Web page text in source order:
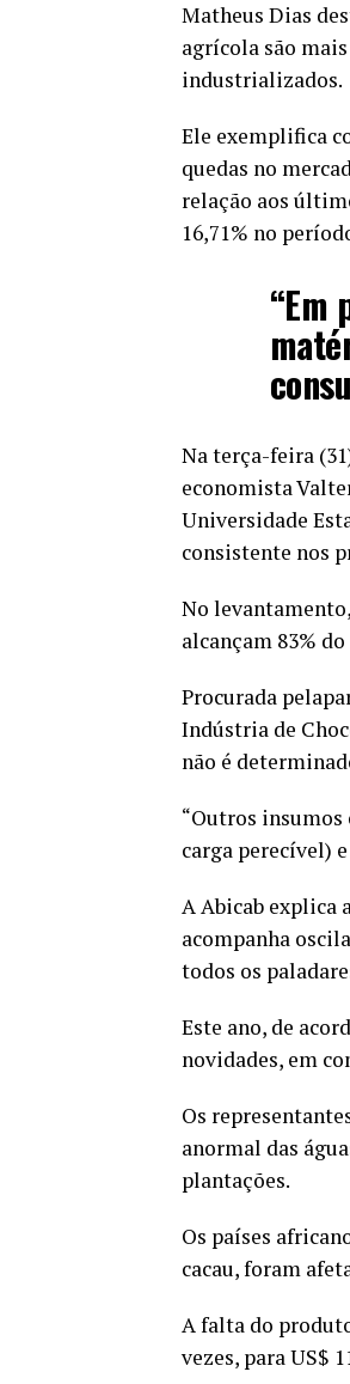
Matheus Dias
agrícola são
industrializados.
Ele exemplifica
quedas no
relação aos
16,71% no
“Em
Na terça-feira
economista
Universidade
consistente nos
No
alcançam 83%
Procurada
Indústria de
não é
“Outros
carga perecível)
A Abicab explica
acompanha
todos os
Este ano, de
novidades, em
Os
anormal das
plantações.
Os países
cacau, foram
A falta do
vezes, para US$